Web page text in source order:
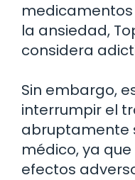
la ansiedad,
considera
Sin embargo,
interrumpir el
abruptamente
médico, ya
efectos